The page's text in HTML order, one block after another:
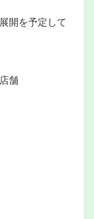
開を予定して
舗